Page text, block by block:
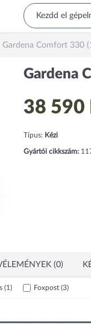
Gardena Comfort 330
Gardena
38 590
Típus: Kézi
Gyártói cikkszám:
(0)
(1) Foxpost (3)